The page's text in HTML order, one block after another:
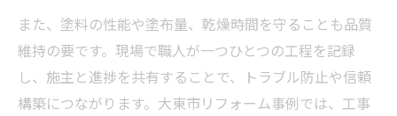
また、塗料の性能や塗布量、乾燥時間を守ることも品質
維持の要です。現場で職人が一つひとつの工程を記録
し、施主と進捗を共有することで、トラブル防止や信頼
構築につながります。大東市リフォーム事例では、工事